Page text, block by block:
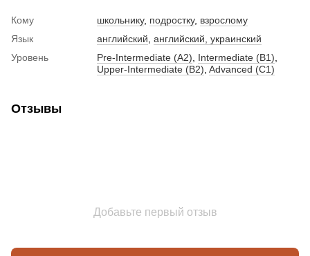
Кому школьнику, подростку, взрослому
Язык
английский английский, украинский
Уровень
Pre-Intermediate (A2) Intermediate (B1)
Upper-Intermediate (B2) Advanced (C1)
Отзывы
Добавьте первый отзыв